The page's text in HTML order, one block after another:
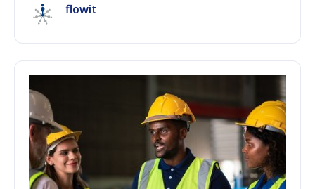
Entwicklungsempfehlungen ableitet und
Frühwarnsignale für sinkendes Engagement
sichtbar macht — bevor daraus eine Kündigung
wird. Der entscheidende Unterschied zu reinen
Feedbacktools: Künstliche Intelligenz im HR-
Bereich verbindet Daten über Zeit und Teams
hinweg zu einem Gesamtbild, statt einzelne
Umfrageergebnisse isoliert darzustellen. Dieser
Beitrag erklärt den Mechanismus dahinter und
zeigt, was KI-gestütztes People Development
von klassischen HR-Tools unterscheidet.
flowit